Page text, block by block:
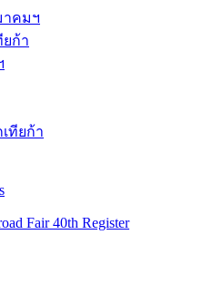
าคมฯ
ก้า
ทียก้า
Fair 40th Register